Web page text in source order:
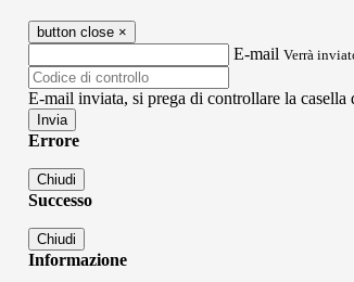
button close ×
E-mail Verrà
E-mail inviata, si prega di controllare la casella
Errore
Chiudi
Successo
Chiudi
Informazione